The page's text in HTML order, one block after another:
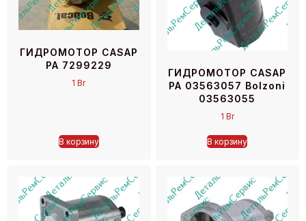
ГИДРОМОТОР CASAP
PA 7299229
1Br
В корзину
ГИДРОМОТОР CASAP
PA 03563057 Bolzoni
03563055
1 Br
В корзину